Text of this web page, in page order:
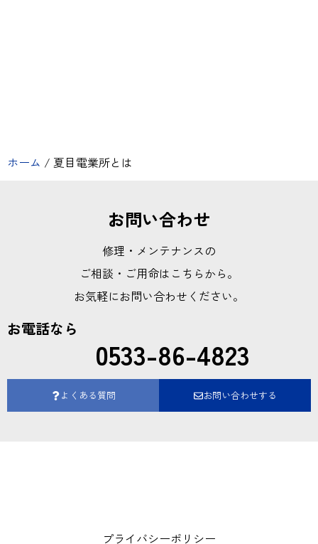
ホーム / 夏目電業所とは
お問い合わせ
修理・メンテナンスの
ご相談・ご用命はこちらから。
お気軽にお問い合わせください。
お電話なら
0533-86-4823
よくある質問 お問い合わせする
プライバシーポリシー